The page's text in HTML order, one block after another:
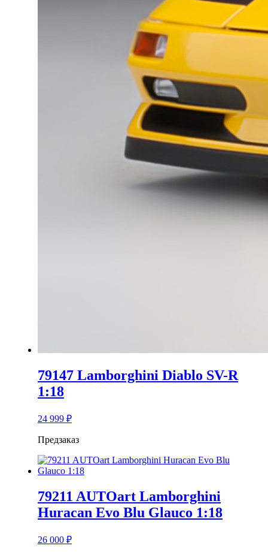
79147 Lamborghini Diablo SV-R
1:18
24 999 ₽
Предзаказ
79211 AUTOart Lamborghini
Huracan Evo Blu Glauco 1:18
26 000 ₽